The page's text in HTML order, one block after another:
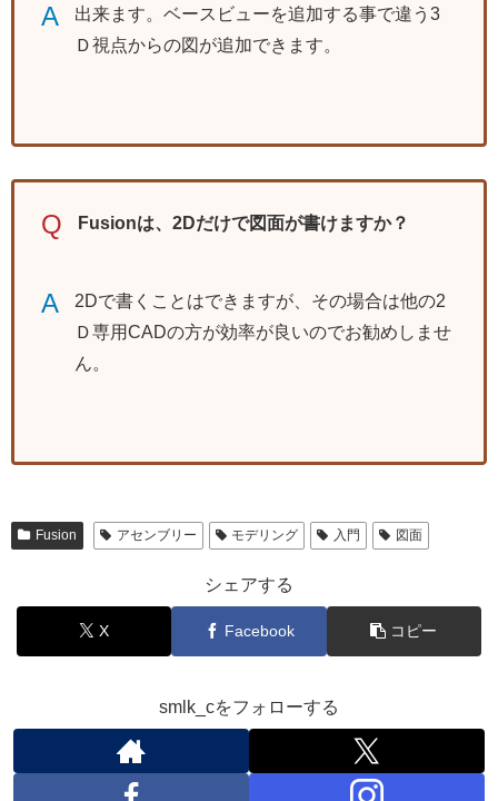
A
出来ます。ベースビューを追加する事で違う3
Ｄ視点からの図が追加できます。
Q Fusionは、2Dだけで図面が書けますか？
A
2Dで書くことはできますが、その場合は他の2
Ｄ専用CADの方が効率が良いのでお勧めしませ
ん。
Fusion アセンブリー モデリング 入門 図面
シェアする
X Facebook コピー
smlk_cをフォローする